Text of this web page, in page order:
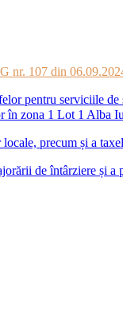
107 din
pentru serviciile
în zona 1 Lot 1 Alba
precum și a
de întârziere și